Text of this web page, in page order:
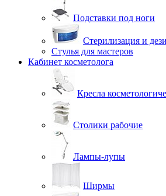
Подставки под ноги
Стерилизация и
Стулья для мастеров
Кабинет косметолога
Кресла
Столики рабочие
Лампы-лупы
Ширмы